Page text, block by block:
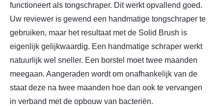
functioneert als tongschraper. Dit werkt opvallend goed.
Uw reviewer is gewend een handmatige tongschraper te
gebruiken, maar het resultaat met de Solid Brush is
eigenlijk gelijkwaardig. Een handmatige schraper werkt
natuurlijk wel sneller. Een borstel moet twee maanden
meegaan. Aangeraden wordt om onafhankelijk van de
staat deze na twee maanden hoe dan ook te vervangen
in verband met de opbouw van bacteriën.